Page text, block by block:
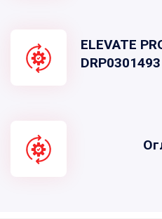
ELEVATE
DRP0301493